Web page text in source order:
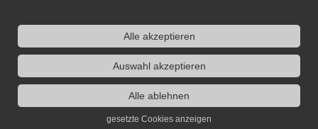
Links
Suche
Suchen
Alle akzeptieren
Auswahl akzeptieren
Alle ablehnen
gesetzte Cookies anzeigen